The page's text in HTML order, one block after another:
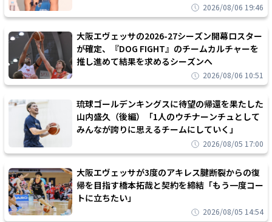
2026/08/06 19:46
大阪エヴェッサの2026-27シーズン開幕ロスター
が確定、『DOG FIGHT』のチームカルチャーを
推し進めて結果を求めるシーズンへ
2026/08/06 10:51
琉球ゴールデンキングスに待望の帰還を果たした
山内盛久（後編）「1人のウチナーンチュとして
みんなが誇りに思えるチームにしていく」
2026/08/05 17:00
大阪エヴェッサが3度のアキレス腱断裂からの復
帰を目指す橋本拓哉と契約を締結「もう一度コー
トに立ちたい」
2026/08/05 14:54